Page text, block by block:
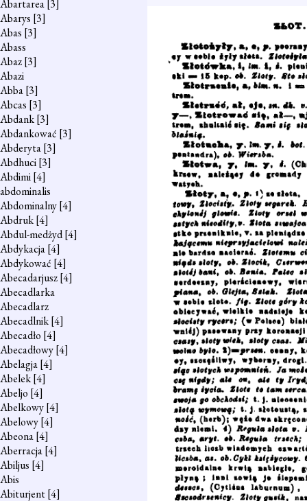
Abartarea[3]
Abarys [3]
Abas [3]
Abass
Abaz[3]
Abazi
Abba[3]
Abcas [3]
Abdank[3]
Abdankować [3]
Abderyta[3]
Abdhuci[3]
Abdimi[4]
abdominalis
Abdominalny[4]
Abdruk[4]
Abdul-medżyd[4]
Abdykacja[4]
Abdykować [4]
Abecadarjusz[4]
Abecadlarka
Abecadlarz
Abecadlnik[4]
Abecadło [4]
Abecadłowy[4]
Abelagja[4]
Abelek[4]
Abeljo [4]
Abelkowy[4]
Abelowy[4]
Abeona[4]
Aberracja[4]
Abiljus [4]
Abis
Abiturjent[4]